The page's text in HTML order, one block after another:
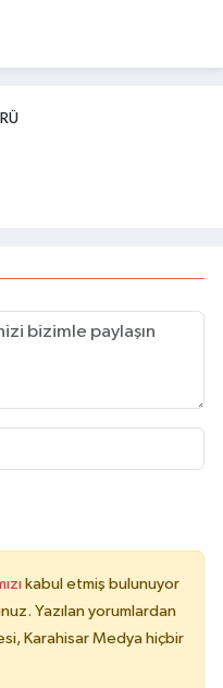
kabul etmiş bulunuyor
Yazılan yorumlardan
Karahisar Medya hiçbir